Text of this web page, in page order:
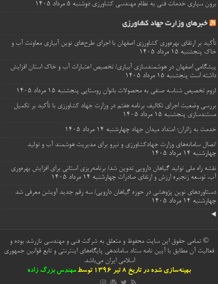
برون‌ سپاری خدمات فنی به نظام مهندسی کشاورزی دوشنبه ۵ مرداد ۱۴۰۵
خبرهای وزارت جهاد کشاورزی
تأکید بر ارتقای بهره‌وری کشاورزی اصفهان با اجرای طرح‌های نوین آبیاری معاونت آب و
خاک پنجشنبه ۱۵ مرداد ۱۴۰۵
پیشگامی اصفهان در هوشمندسازی آبیاری/ تخصیص اعتبارات آب و خاک استان افزایش
داشته است پنجشنبه ۱۵ مرداد ۱۴۰۵
لزوم تخصیص شناسه صنفی به محصولات بانوان روستایی پنجشنبه ۱۵ مرداد ۱۴۰۵
بررسی وضعیت اجرای تکالیف برنامه هفتم در وزارت جهاد کشاورزی با تأکید بر تکمیل
مستندسازی پنجشنبه ۱۵ مرداد ۱۴۰۵
خدمت به زائران؛ امتداد میدان جهاد چهارشنبه ۱۴ مرداد ۱۴۰۵
اتصال سامانه‌های وزارت جهادکشاورزی و نیرو برای مدیریت هوشمند آب و تولید
چهارشنبه ۱۴ مرداد ۱۴۰۵
نقشه راه ملی تولید گیاهان دارویی تدوین شد/ برنامه‌ریزی استانی برای افزایش بهره‌وری
آب، توسعه زنجیره ارزش و ارتقای صادرات چهارشنبه ۱۴ مرداد ۱۴۰۵
دستاوردهای نوین پژوهشی در حوزه گیاهان دارویی/ سه رقم جدید آویشن معرفی شد
چهارشنبه ۱۴ مرداد ۱۴۰۵
© تمامی حقوق این سایت محفوظ و متعلق به شرکت فنی و مهندسی نازرشد بوده و
فعالیت آن مطابق با آیین نامه ستاد ساماندهی پایگاه‌های اینترنتی و تابع قوانین جمهوری
اسلامی ایران می‌باشد.
بهینه‌سازی شده در تاریخ 8 تیر 1396 توسط
مهندس بزرگ زاده